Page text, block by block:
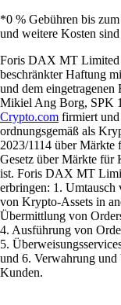
*0 % Gebühren bis
und weitere Kosten
Foris DAX MT Limited
beschränkter Haftung
und dem
Mikiel Ang Borg, SPK
Crypto.com firmiert und
ordnungsgemäß als
2023/1114 über
Gesetz über Märkte für
ist. Foris DAX MT
erbringen: 1.
von Krypto-Assets in
Übermittlung von
4. Ausführung von
5.
und 6. Verwahrung
Kunden.